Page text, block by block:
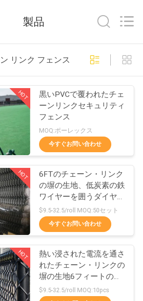
ッシュを拡
138
タルメッシ
107
イヤ メッシ
309
製品
リンク フェンスのファブリック
HOT
黒いPVCで覆われたチェ
ーンリンクセキュリティ
フェンス
MOQ:ポーレックス
今すぐお問い合わせ
HOT
6FTのチェーン・リンク
の塀の生地、低炭素の鉄
ワイヤーを囲うダイヤモ
ンドの網
$9.5-32.5/roll MOQ:50セット
今すぐお問い合わせ
HOT
熱い浸された電流を通さ
れたチェーン・リンクの
塀の生地6フィートの黒
色9のゲージ
$9.5-32.5/roll MOQ:10pcs